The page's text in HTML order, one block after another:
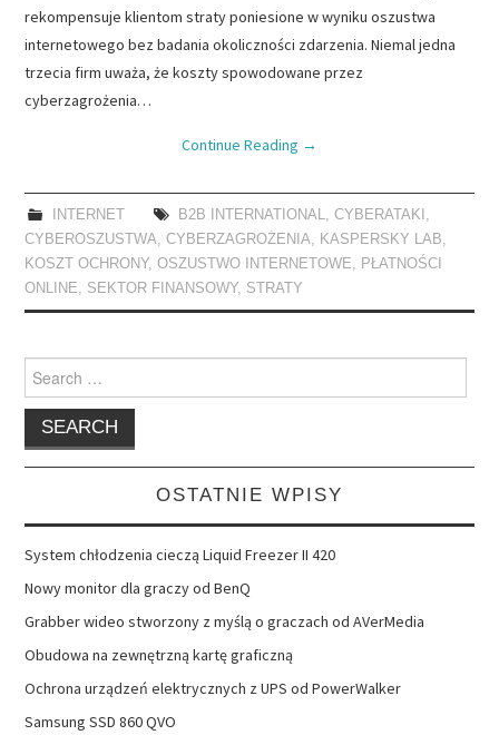
rekompensuje klientom straty poniesione w wyniku oszustwa
internetowego bez badania okoliczności zdarzenia. Niemal jedna
trzecia firm uważa, że koszty spowodowane przez
cyberzagrożenia…
Continue Reading →
INTERNET B2B INTERNATIONAL, CYBERATAKI ,
CYBEROSZUSTWA,CYBERZAGROŻENIA, KASPERSKY LAB,
KOSZT OCHRONY,OSZUSTWO INTERNETOWE, PŁATNOŚCI
ONLINE, SEKTOR FINANSOWY, STRATY
Search
for:
OSTATNIE WPISY
System chłodzenia cieczą Liquid Freezer II 420
Nowy monitor dla graczy od BenQ
Grabber wideo stworzony z myślą o graczach od AVerMedia
Obudowa na zewnętrzną kartę graficzną
Ochrona urządzeń elektrycznych z UPS od PowerWalker
Samsung SSD 860 QVO